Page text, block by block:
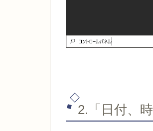
2.「日付、